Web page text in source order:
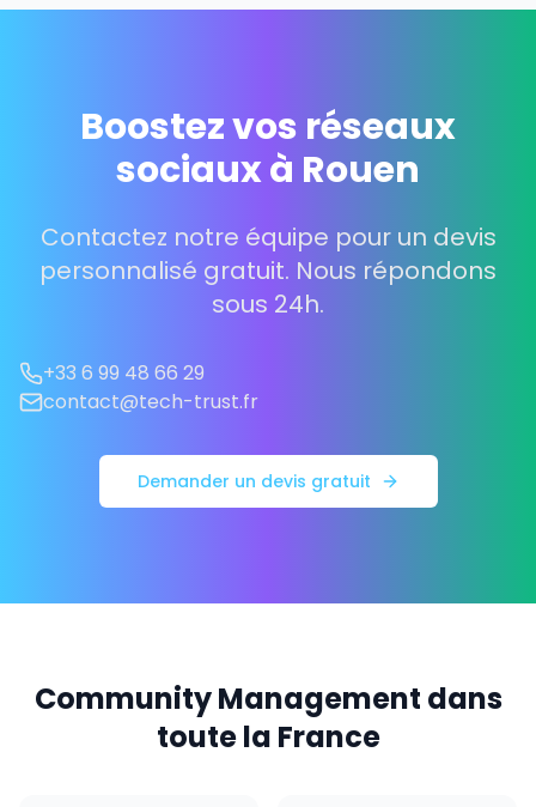
Boostez vos réseaux
sociaux à Rouen
Contactez notre équipe pour un devis
personnalisé gratuit. Nous répondons
sous 24h.
+33 6 99 48 66 29
contact@tech-trust.fr
Demander un devis gratuit
Community Management dans
toute la France